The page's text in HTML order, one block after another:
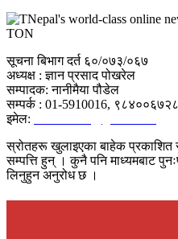
सूचना बिभाग दर्त ६०/०७३/०६७
अध्यक्ष : ज्ञान प्रसाद पोखरेल
सम्पादक: नानीमैया पौडेल
सम्पर्क : 01-5910016,
इमेल:
स्रोतहरू खुलाइएका बाहेक प्रकाशित
सम्पत्ति हुन् । कुनै पनि माध्यमबाट
लिनुहुन अनुरोध छ ।